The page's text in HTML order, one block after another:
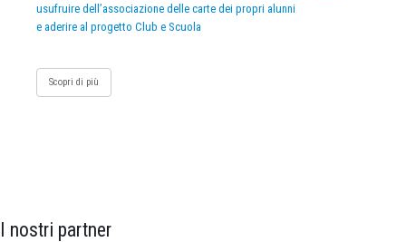
usufruire dell’associazione delle carte dei propri alunni
e aderire al progetto Club e Scuola
Scopri di più
I nostri partner